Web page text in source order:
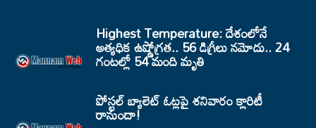
Highest Temperature: దేశంలోనే
అత్యధిక ఉష్ణోగ్రత.. 56 డిగ్రీలు నమోదు.. 24
గంటల్లో 54 మంది మృతి
పోస్టల్ బ్యాలెట్ ఓట్లపై శనివారం క్లారిటీ
రానుందా!